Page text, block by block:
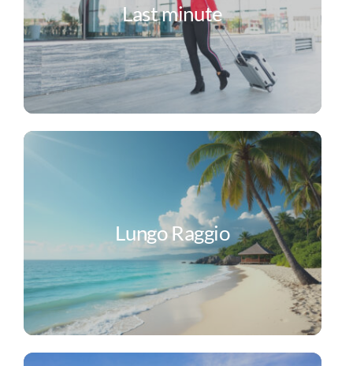
Last minute
Lungo Raggio